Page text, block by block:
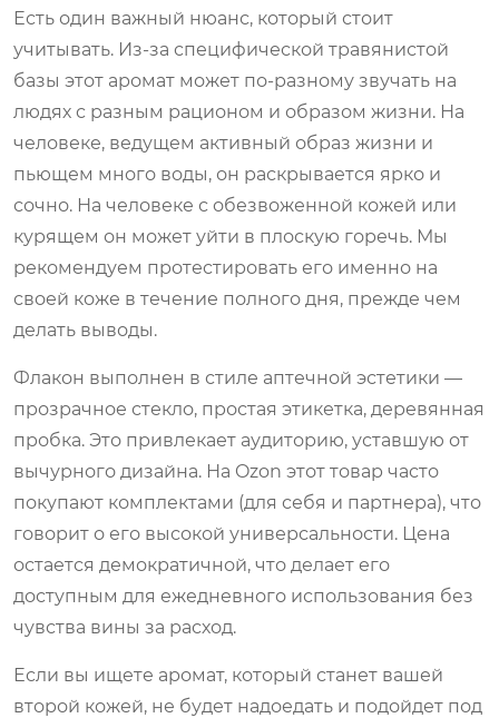
Есть один важный нюанс, который стоит
учитывать. Из-за специфической травянистой
базы этот аромат может по-разному звучать на
людях с разным рационом и образом жизни. На
человеке, ведущем активный образ жизни и
пьющем много воды, он раскрывается ярко и
сочно. На человеке с обезвоженной кожей или
курящем он может уйти в плоскую горечь. Мы
рекомендуем протестировать его именно на
своей коже в течение полного дня, прежде чем
делать выводы.
Флакон выполнен в стиле аптечной эстетики —
прозрачное стекло, простая этикетка, деревянная
пробка. Это привлекает аудиторию, уставшую от
вычурного дизайна. На Ozon этот товар часто
покупают комплектами (для себя и партнера), что
говорит о его высокой универсальности. Цена
остается демократичной, что делает его
доступным для ежедневного использования без
чувства вины за расход.
Если вы ищете аромат, который станет вашей
второй кожей, не будет надоедать и подойдет под